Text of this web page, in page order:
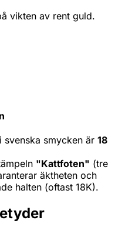
vikten av rent guld.
svenska smycken är 18
"Kattfoten" (tre
äktheten och
halten (oftast 18K).